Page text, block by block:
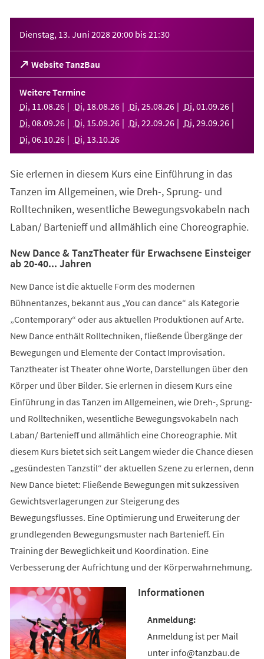
Dienstag, 13. Juni 202820:00 bis21:30
Website TanzBau
(Öffnet
in
einem
neuen
Tab)
Weitere Termine
Di, 11 .08.26 Di, 18.08.26 Di, 25.08.26 Di, 01 .09.26
Di, 08.09.26 Di, 15.09.26 Di, 22.09.26 Di, 29.09.26
Di, 06.10.26 Di, 13.10.26
Sie erlernen in diesem Kurs eine Einführung in das
Tanzen im Allgemeinen, wie Dreh-, Sprung- und
Rolltechniken, wesentliche Bewegungsvokabeln nach
Laban/ Bartenieff und allmählich eine Choreographie.
New Dance & TanzTheater für Erwachsene Einsteiger
ab 20-40... Jahren
New Dance ist die aktuelle Form des modernen
Bühnentanzes, bekannt aus „You can dance“ als Kategorie
„Contemporary“ oder aus aktuellen Produktionen auf Arte.
New Dance enthält Rolltechniken, fließende Übergänge der
Bewegungen und Elemente der Contact Improvisation.
Tanztheater ist Theater ohne Worte, Darstellungen über den
Körper und über Bilder. Sie erlernen in diesem Kurs eine
Einführung in das Tanzen im Allgemeinen, wie Dreh-, Sprung-
und Rolltechniken, wesentliche Bewegungsvokabeln nach
Laban/ Bartenieff und allmählich eine Choreographie. Mit
diesem Kurs bietet sich seit Langem wieder die Chance diesen
„gesündesten Tanzstil“ der aktuellen Szene zu erlernen, denn
New Dance bietet: Fließende Bewegungen mit sukzessiven
Gewichtsverlagerungen zur Steigerung des
Bewegungsflusses. Eine Optimierung und Erweiterung der
grundlegenden Bewegungsmuster nach Bartenieff. Ein
Training der Beweglichkeit und Koordination. Eine
Verbesserung der Aufrichtung und der Körperwahrnehmung.
Informationen
Anmeldung ist per Mail
unter info@tanzbau.de